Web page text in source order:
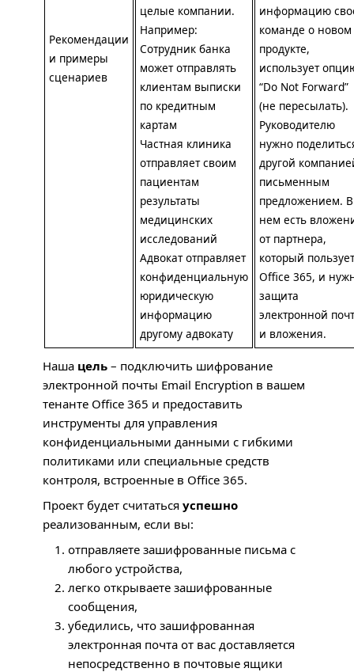
Рекомендации
и примеры
сценариев
целые компании.
Например:
Сотрудник банка
может отправлять
клиентам выписки
по кредитным
картам
Частная клиника
отправляет своим
пациентам
результаты
медицинских
исследований
Адвокат отправляет
конфиденциальную
юридическую
информацию
другому адвокату
информацию
команде о новом
продукте,
использует
“Do Not Forward”
(не пересылать).
Руководителю
нужно
другой
письменным
предложением. В
нем есть
от партнера,
который
Office 365, и
защита
электронной
и вложения.
Наша цель– подключить шифрование
электронной почты Email Encryption в вашем
тенанте Office 365 и предоставить
инструменты для управления
конфиденциальными данными с гибкими
политиками или специальные средств
контроля, встроенные в Office 365.
Проект будет считаться успешно
реализованным, если вы:
отправляете зашифрованные письма с
любого устройства,
легко открываете зашифрованные
сообщения,
убедились, что зашифрованная
электронная почта от вас доставляется
непосредственно в почтовые ящики